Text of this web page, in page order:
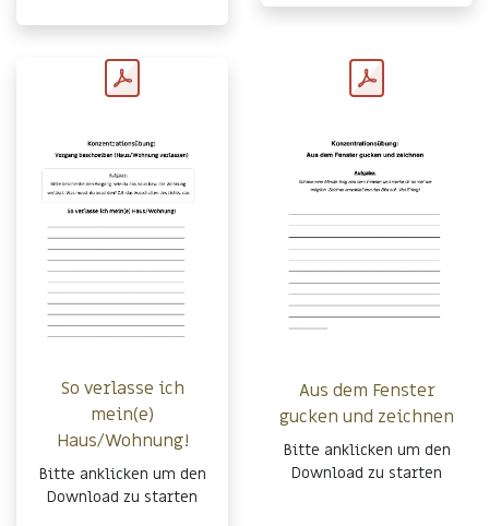
So verlasse ich
mein(e)
Haus/Wohnung!
Bitte anklicken um den
Download zu starten
Aus dem Fenster
gucken und zeichnen
Bitte anklicken um den
Download zu starten